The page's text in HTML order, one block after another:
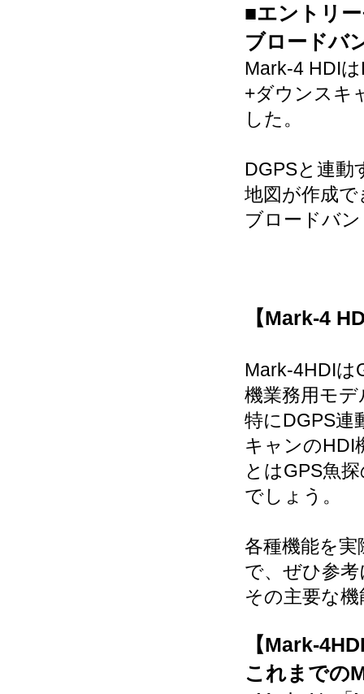
■エントリ
ブロードバ
Mark-4 HDI
+ダウンスキ
した。
DGPSと連動
地図が作成で
ブロードバ
【Mark-4
Mark-4HDIは
機業務用モ
特にDGPS連
キャンのHDI
とはGPS魚
でしょう。
各種機能を
で、ぜひ参
その主要な
【Mark-
これまでの